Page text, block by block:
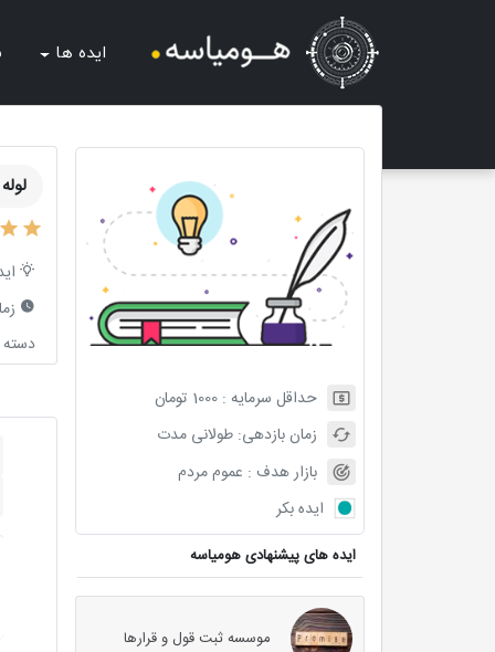
ایده ها
حداقل سرمایه :1000 تومان
زمان بازدهی:طولانی مدت
بازار هدف : عموم مردم
ایده بکر
ایده های پیشنهادی هومیاسه
موسسه ثبت قول و قرارها